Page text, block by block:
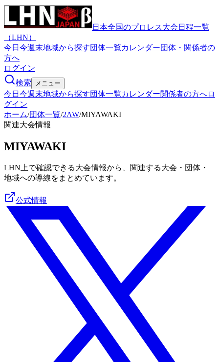
日本全国のプロレス大会日程一覧
（LHN）
今日 今週末地域から探す団体一覧カレンダー団体・関係者の
方へ
ログイン
検索
メニュー
今日 今週末地域から探す団体一覧カレンダー関係者の方へロ
グイン
ホーム/団体一覧/2AW/MIYAWAKI
関連大会情報
MIYAWAKI
LHN上で確認できる大会情報から、関連する大会・団体・
地域への導線をまとめています。
公式情報